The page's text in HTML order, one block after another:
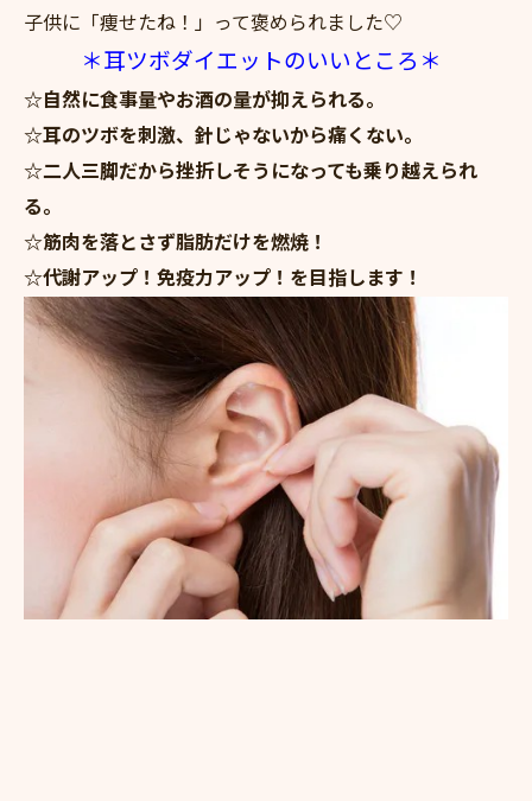
子供に「痩せたね！」って褒められました♡
＊耳ツボダイエットのいいところ＊
☆自然に食事量やお酒の量が抑えられる。
☆耳のツボを刺激、針じゃないから痛くない。
☆二人三脚だから挫折しそうになっても乗り越えられ
る。
☆筋肉を落とさず脂肪だけを燃焼！
☆代謝アップ！免疫力アップ！を目指します！